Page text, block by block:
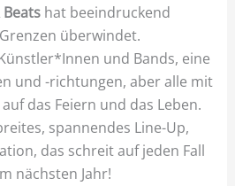
hat beeindruckend
überwindet.
und Bands, eine
und -richtungen, aber alle mit
das Feiern und das Leben.
spannendes Line-Up,
das schreit auf jeden Fall
nächsten Jahr!